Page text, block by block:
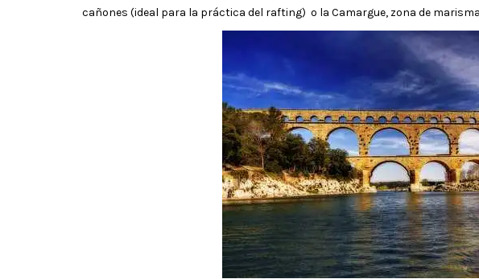
cañones (ideal para la práctica del rafting) o la Camargue, zona de